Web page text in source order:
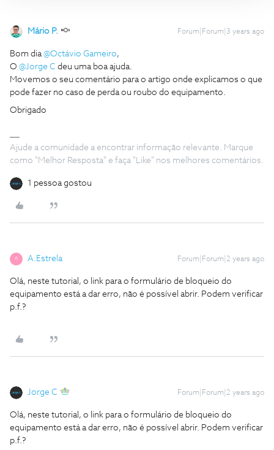
Mário P. Forum|Forum|3 years ago
Bom dia @Octávio Gameiro,
​​O @Jorge C deu uma boa ajuda.
Movemos o seu comentário para o artigo onde explicamos o que
pode fazer no caso de perda ou roubo do equipamento.
Obrigado
Ajude a comunidade a encontrar informação relevante. Marque
como "Melhor Resposta" e faça "Like" nos melhores comentários.
1 pessoa gostou
A A.Estrela Forum|Forum|2 years ago
Olá, neste tutorial, o link para o formulário de bloqueio do
equipamento está a dar erro, não é possível abrir. Podem verificar
p.f.?
Jorge C Forum|Forum|2 years ago
Olá, neste tutorial, o link para o formulário de bloqueio do
equipamento está a dar erro, não é possível abrir. Podem verificar
p.f.?